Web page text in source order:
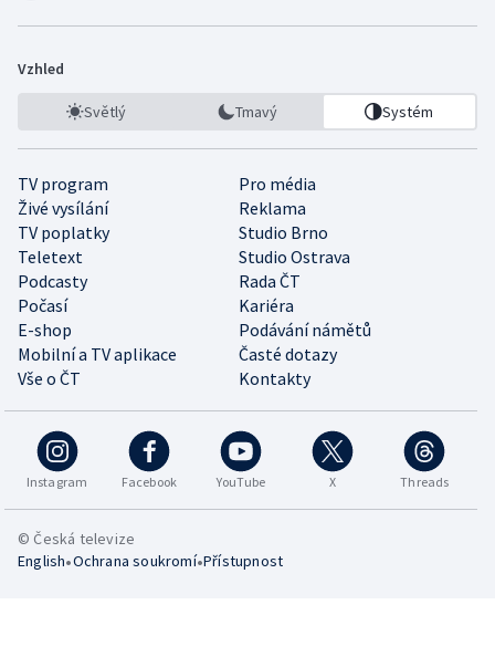
Vzhled
Světlý Tmavý Systém
TV program
Pro média
Živé vysílání
Reklama
TV poplatky
Studio Brno
Teletext
Studio Ostrava
Podcasty
Rada ČT
Počasí
Kariéra
E-shop
Podávání námětů
Mobilní a TV aplikace
Časté dotazy
Vše o ČT
Kontakty
Instagram Facebook YouTube X Threads
© Česká televize
English•Ochrana soukromí•Přístupnost